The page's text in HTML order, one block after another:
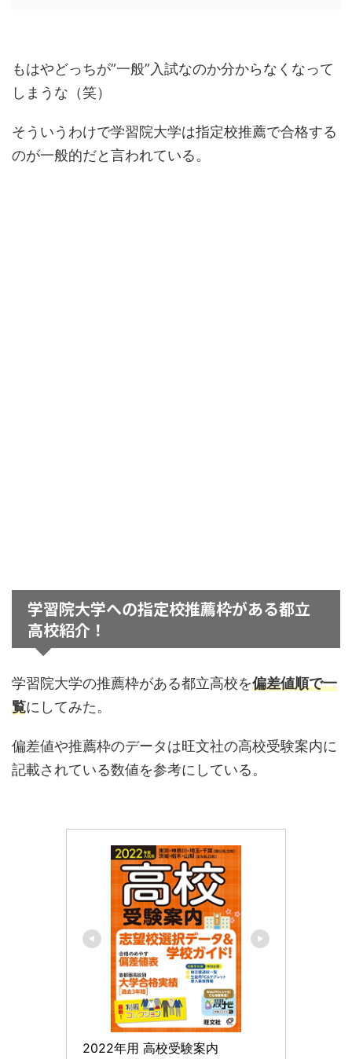
もはやどっちが”一般”入試なのか分からなくなって
しまうな（笑）
そういうわけで学習院大学は指定校推薦で合格する
のが一般的だと言われている。
学習院大学への指定校推薦枠がある都立
高校紹介！
学習院大学の推薦枠がある都立高校を偏差値順で一
覧にしてみた。
偏差値や推薦枠のデータは旺文社の高校受験案内に
記載されている数値を参考にしている。
2022年用 高校受験案内